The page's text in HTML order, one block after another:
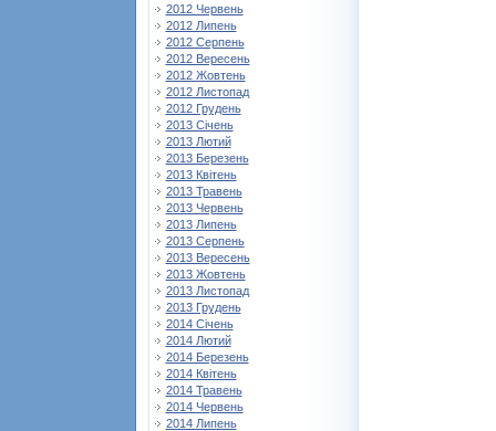
2012 Червень
2012 Липень
2012 Серпень
2012 Вересень
2012 Жовтень
2012 Листопад
2012 Грудень
2013 Січень
2013 Лютий
2013 Березень
2013 Квітень
2013 Травень
2013 Червень
2013 Липень
2013 Серпень
2013 Вересень
2013 Жовтень
2013 Листопад
2013 Грудень
2014 Січень
2014 Лютий
2014 Березень
2014 Квітень
2014 Травень
2014 Червень
2014 Липень